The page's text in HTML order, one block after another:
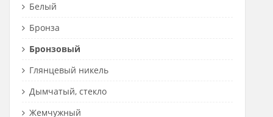
Белый
Бронза
Бронзовый
Глянцевый никель
Дымчатый, стекло
Жемчужный